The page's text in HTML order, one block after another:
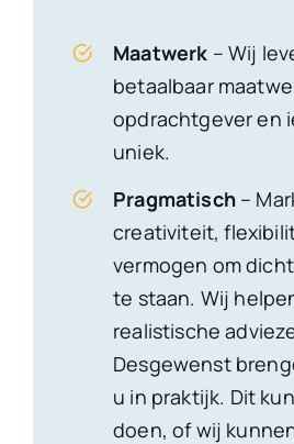
Maatwerk – Wij
betaalbaar
opdrachtgever en
uniek.
Pragmatisch–
creativiteit,
vermogen om
te staan. Wij
realistische
Desgewenst
u in praktijk. Dit
doen, of wij